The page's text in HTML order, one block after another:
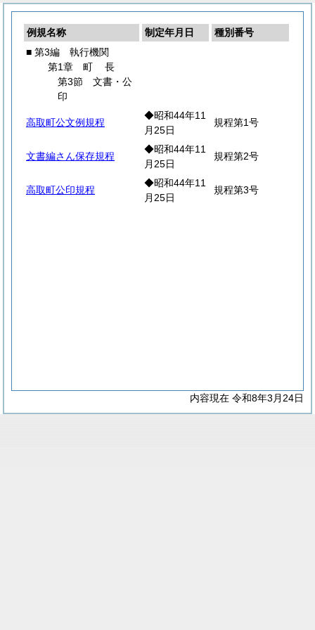
例規名称 制定年月日
種別番号
■ 第3編 執行機関
第1章 町長
第3節 文書・公
印
高取町公文例規程
◆昭和44年11
月25日
規程第1号
文書編さん保存規程
◆昭和44年11
月25日
規程第2号
高取町公印規程
◆昭和44年11
月25日
規程第3号
内容現在 令和8年3月24日